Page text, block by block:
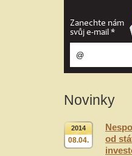
Zanechte nám
svůj e-mail*
Novinky
08.04.
2014
od